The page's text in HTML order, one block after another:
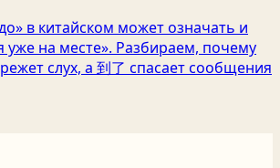
в китайском может означать и
уже на месте». Разбираем, почему
слух, а 到了 спасает сообщения